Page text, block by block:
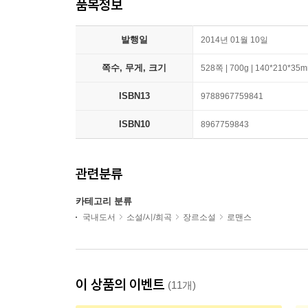
품목정보
발행일 2014년 01월 10일
쪽수, 무게, 크기 528쪽 | 700g |
ISBN13 9788967759841
ISBN10 8967759843
관련분류
카테고리 분류
국내도서 소설/시/희곡 장르소설 로맨스
이 상품의 이벤트 (11개)